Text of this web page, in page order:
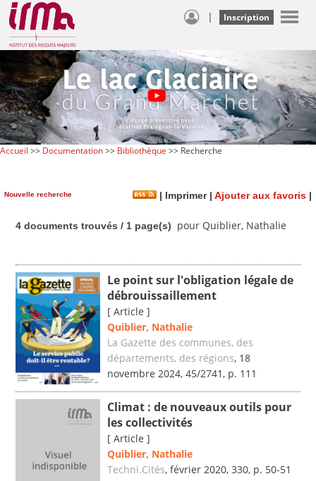
| Inscription
Accueil >> Documentation>> Bibliothèque >> Recherche
Nouvelle recherche | Imprimer| Ajouter aux favoris |
4 documents trouvés / 1 page(s) pour Quiblier, Nathalie
Le point sur l'obligation légale de
débrouissaillement
[ Article ]
Quiblier, Nathalie
La Gazette des communes, des
départements, des régions, 18
novembre 2024, 45/2741, p. 111
Climat : de nouveaux outils pour
les collectivités
[ Article ]
Quiblier, Nathalie
Techni.Cités, février 2020, 330, p. 50-51